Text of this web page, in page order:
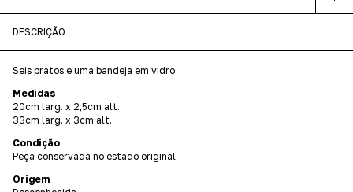
DESCRIÇÃO
Seis pratos e uma bandeja em vidro
Medidas
20cm larg. x 2,5cm alt.
33cm larg. x 3cm alt.
Condição
Peça conservada no estado original
Origem